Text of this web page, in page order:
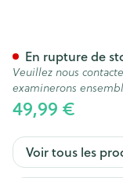
49,99 €
En rupture de
Veuillez nous
examinerons
Voir tous les